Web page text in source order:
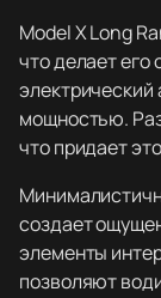
Model X Long
что делает
мощностью.
что придает
создает
элементы
позволяют